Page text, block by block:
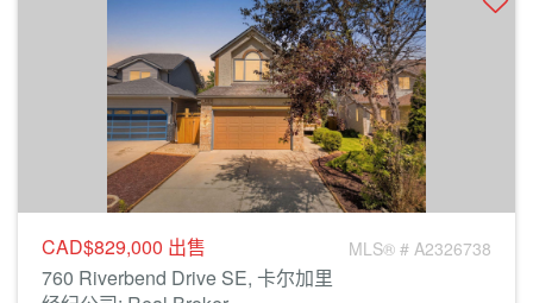
CAD$829,000 出售 MLS® # A2326738
760 Riverbend Drive SE, 卡尔加里